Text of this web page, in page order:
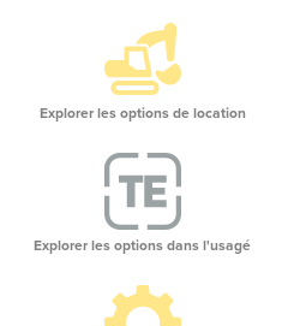
Explorer les options de location
Explorer les options dans l'usagé